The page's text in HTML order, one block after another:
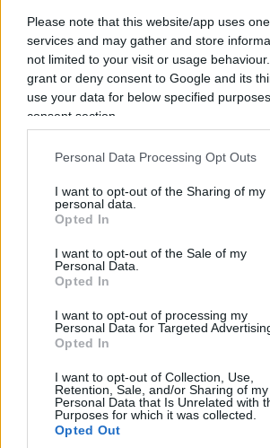
Please note that this website/app uses
services and may gather and store
not limited to your visit or usage
grant or deny consent to Google and its
use your data for below specified
consent section.
Personal Data Processing Opt Outs
I want to opt-out of the Sharing of my
personal data.
Opted In
I want to opt-out of the Sale of my
Personal Data.
Opted In
I want to opt-out of processing my
Personal Data for Targeted
Opted In
I want to opt-out of Collection, Use,
Retention, Sale, and/or Sharing of my
Personal Data that Is Unrelated with
Purposes for which it was collected.
Opted Out
Il classico processo all’imputato
ammesso che Roma abbia avuto
migratori degli anni precedenti,
rispetto a Ceuta? Nulla. Il fatto che
abbia avuto un problema non
a pretendere che oggi gli altri
suo. Soprattutto perché i controlli
sono affatto una bestemmia